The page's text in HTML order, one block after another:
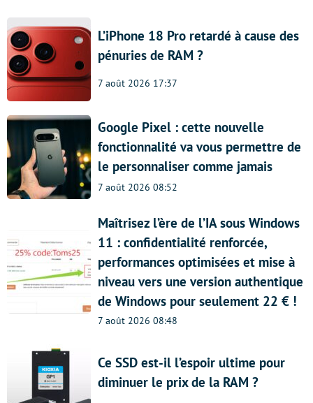
L’iPhone 18 Pro retardé à cause des
pénuries de RAM ?
7 août 2026 17:37
Google Pixel : cette nouvelle
fonctionnalité va vous permettre de
le personnaliser comme jamais
7 août 2026 08:52
Maîtrisez l’ère de l’IA sous Windows
11 : confidentialité renforcée,
performances optimisées et mise à
niveau vers une version authentique
de Windows pour seulement 22 € !
7 août 2026 08:48
Ce SSD est-il l’espoir ultime pour
diminuer le prix de la RAM ?